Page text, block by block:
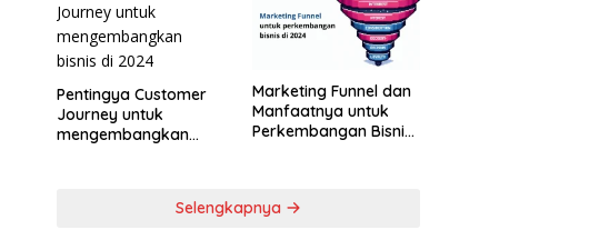
Pentingya Customer
Journey untuk
mengembangkan
Marketing Funnel dan
Manfaatnya untuk
Perkembangan Bisnis
Selengkapnya